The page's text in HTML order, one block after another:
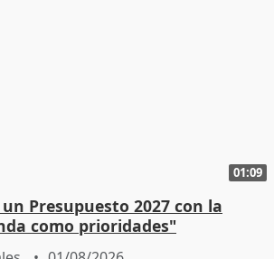
01:09
Presupuesto 2027 con la
como prioridades"